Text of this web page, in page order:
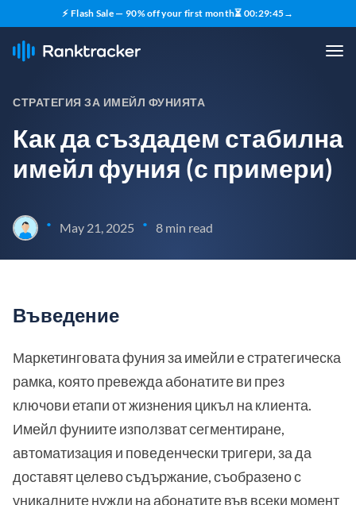
⚡ Flash Sale — 90% off your first month⏳ 00:29:44→
СТРАТЕГИЯ ЗА ИМЕЙЛ ФУНИЯТА
Как да създадем стабилна
имейл фуния (с примери)
• May 21, 2025 • 8 min read
Въведение
Маркетинговата фуния за имейли е стратегическа
рамка, която превежда абонатите ви през
ключови етапи от жизнения цикъл на клиента.
Имейл фуниите използват сегментиране,
автоматизация и поведенчески тригери, за да
доставят целево съдържание, съобразено с
уникалните нужди на абонатите във всеки момент